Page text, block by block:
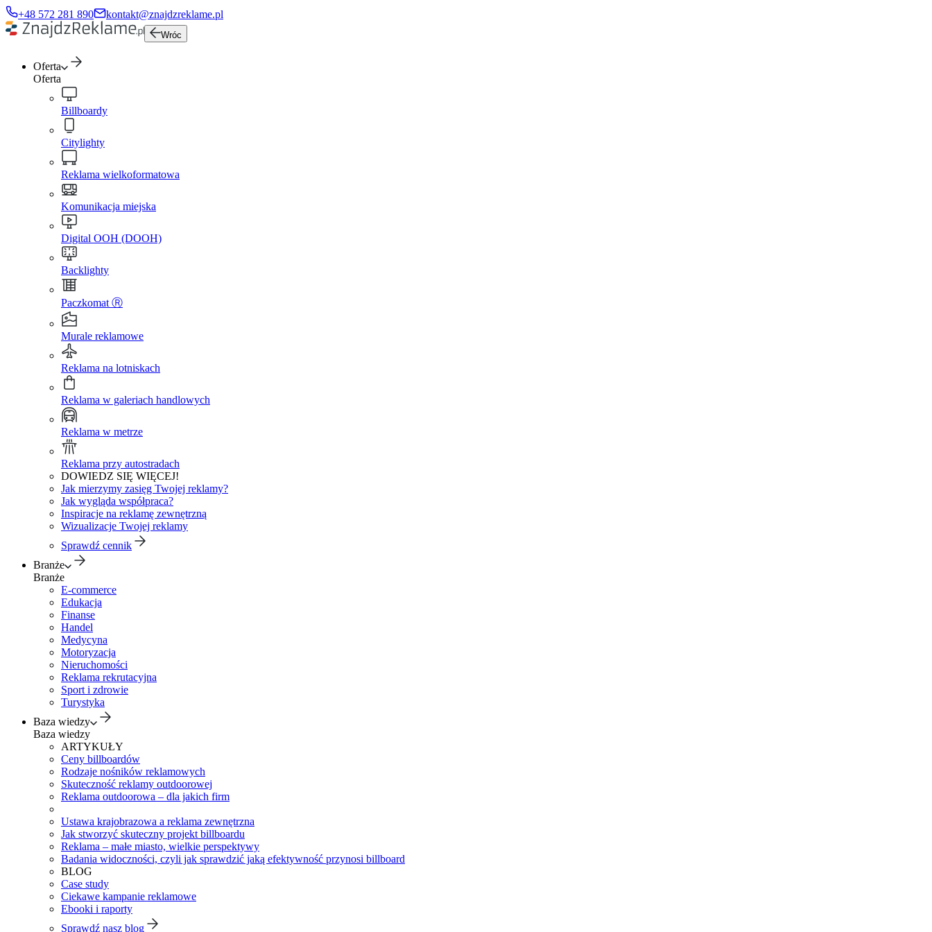
+48 572 281 890 kontakt@znajdzreklame.pl
Wróc
Oferta
Oferta
Billboardy
Citylighty
Reklama wielkoformatowa
Komunikacja miejska
Digital OOH (DOOH)
Backlighty
Paczkomat Ⓡ
Murale reklamowe
Reklama na lotniskach
Reklama w galeriach handlowych
Reklama w metrze
Reklama przy autostradach
DOWIEDZ SIĘ WIĘCEJ!
Jak mierzymy zasięg Twojej reklamy?
Jak wygląda współpraca?
Inspiracje na reklamę zewnętrzną
Wizualizacje Twojej reklamy
Sprawdź cennik
Branże
Branże
E-commerce
Edukacja
Finanse
Handel
Medycyna
Motoryzacja
Nieruchomości
Reklama rekrutacyjna
Sport i zdrowie
Turystyka
Baza wiedzy
Baza wiedzy
ARTYKUŁY
Ceny billboardów
Rodzaje nośników reklamowych
Skuteczność reklamy outdoorowej
Reklama outdoorowa – dla jakich firm
Ustawa krajobrazowa a reklama zewnętrzna
Jak stworzyć skuteczny projekt billboardu
Reklama – małe miasto, wielkie perspektywy
Badania widoczności, czyli jak sprawdzić jaką efektywność przynosi billboard
BLOG
Case study
Ciekawe kampanie reklamowe
Ebooki i raporty
Sprawdź nasz blog